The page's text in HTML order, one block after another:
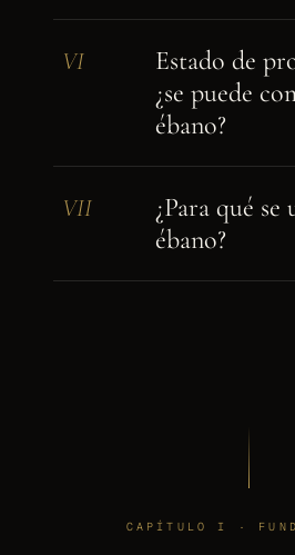
VI
Estado de
¿se puede
ébano?
VII
¿Para qué
ébano?
CAPÍTULO I ·